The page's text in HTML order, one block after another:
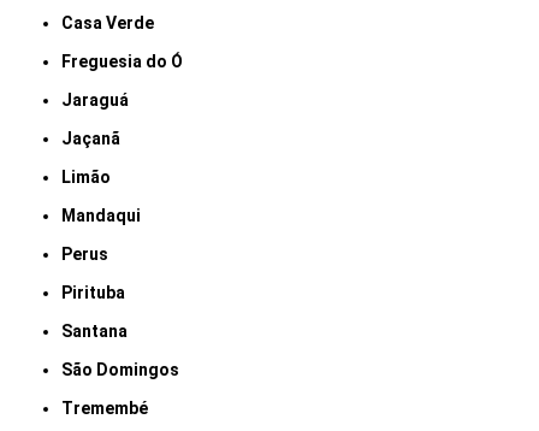
Casa Verde
Freguesia do Ó
Jaraguá
Jaçanã
Limão
Mandaqui
Perus
Pirituba
Santana
São Domingos
Tremembé